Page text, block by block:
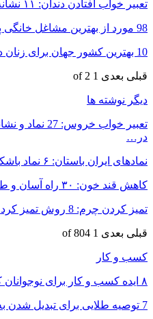
تعبیر خواب افتادن دندان: ۱۱ نشانه دیدن دندان افتادن در خواب…
98 مورد از بهترین مشاغل خانگی پردرآمد برای زنان
10 بهترین کشور جهان برای زنان در 2022
قبلی بعدی 1 of 2
دیگر نوشته ها
تعبیر خواب
در…
نمادهای ایران باستان: ۶ نماد باشکوه و اسرارآمیز ایران باستان
کاهش قند خون: ۳۰ راه آسان و طبیعی برای پایین آوردن قند خون
تمیز کردن چرم: 8 روش تمیز کردن لباس و مبل چرمی
قبلی بعدی 1 of 804
کسب و کار
۸ ایده کسب و کار برای نوجوانان که رایگان و کم هزینه هستند
7 توصیه طلایی برای تبدیل شدن به یک رهبر الهام بخش